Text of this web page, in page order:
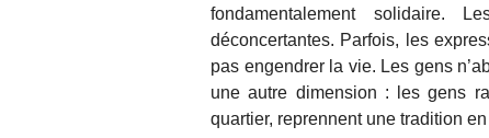
fondamentalement solidaire.
déconcertantes. Parfois, les
pas engendrer la vie. Les gens
une autre dimension : les gens
quartier, reprennent une tradition